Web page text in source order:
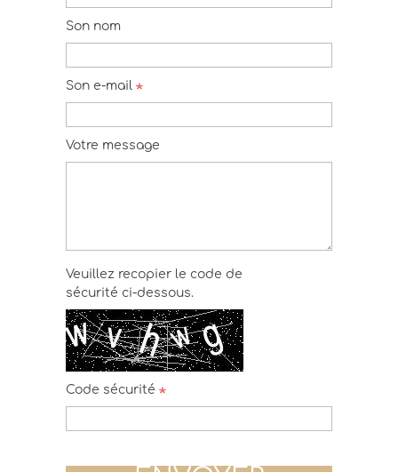
Son nom
Son e-mail
Votre message
Veuillez recopier le code de
sécurité ci-dessous.
Code sécurité